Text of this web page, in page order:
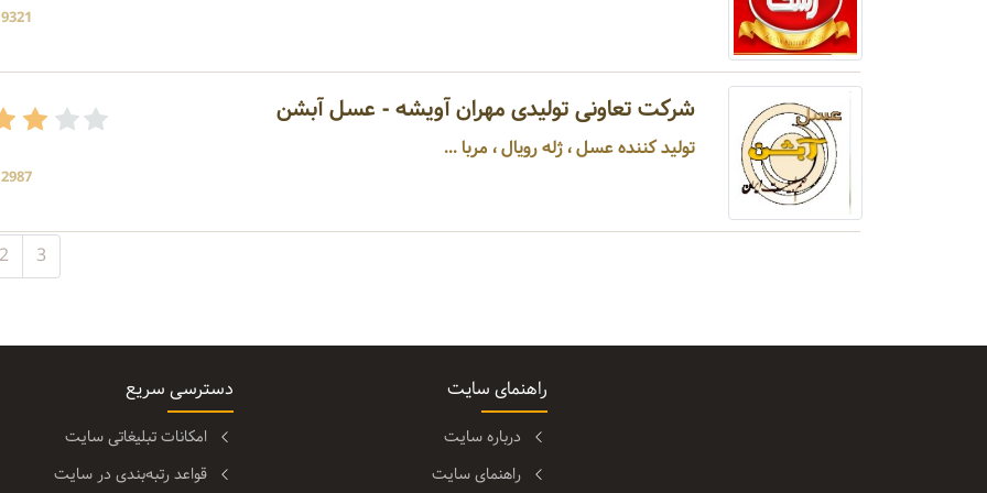
19321
شرکت تعاونی تولیدی مهران آویشه - عسل آبشن
تولید کننده عسل ، ژله رویال ، مربا ...
12987
2 3
راهنمای سایت
درباره سایت
راهنمای سایت
دسترسی سریع
امکانات تبلیغاتی سایت
قواعد رتبه‌بندی در سایت